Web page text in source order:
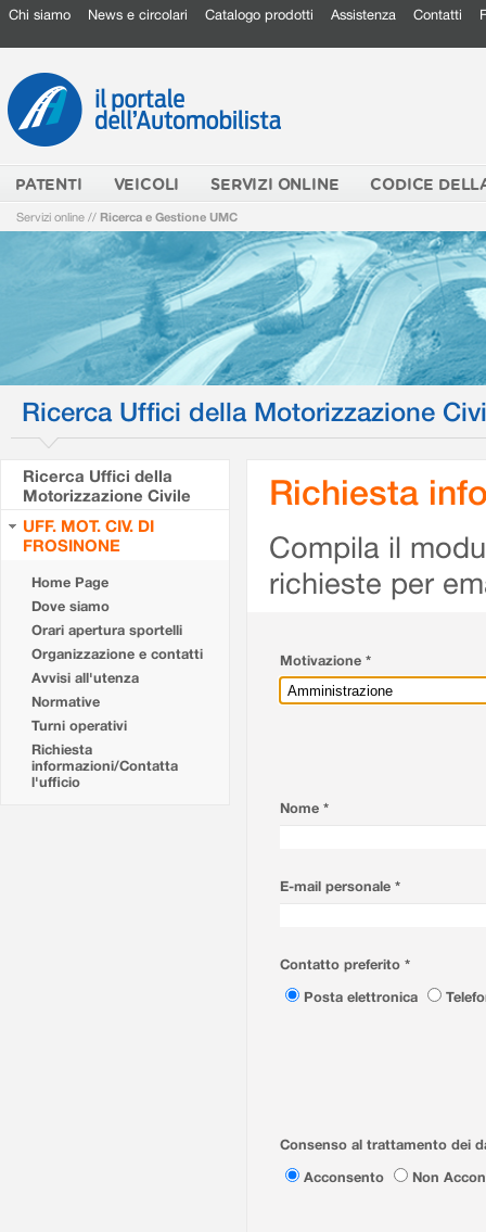
Chi siamo News e circolari Catalogo prodotti Assistenza Contatti
PATENTI VEICOLI SERVIZI ONLINE CODICE
Servizi online // Ricerca e Gestione UMC
Ricerca Uffici della Motorizzazione
Ricerca Uffici della
Motorizzazione Civile
UFF. MOT. CIV. DI
FROSINONE
Home Page
Dove siamo
Orari apertura sportelli
Organizzazione e contatti
Avvisi all'utenza
Normative
Turni operativi
Richiesta
informazioni/Contatta
l'ufficio
Richiesta
Compila il
richieste per
Motivazione *
Nome *
E-mail personale *
Contatto preferito *
Posta elettronica
Consenso al trattamento dei
Acconsento
Non